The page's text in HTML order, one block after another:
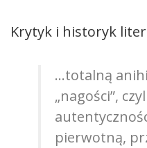
Krytyk i historyk
…totalną
„nagości”,
pierwotną,